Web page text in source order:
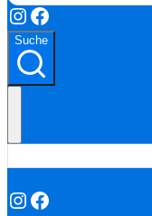
Instagram
Facebook
Suche
Instagram
Facebook